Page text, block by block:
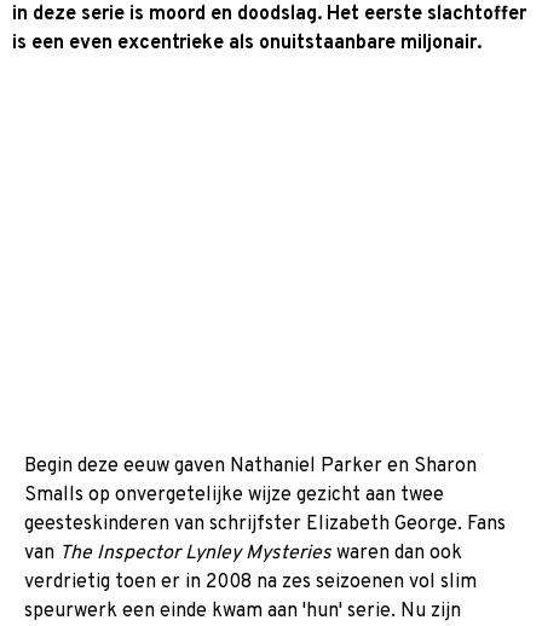
in deze serie is moord en doodslag. Het eerste slachtoffer
is een even excentrieke als onuitstaanbare miljonair.
Begin deze eeuw gaven Nathaniel Parker en Sharon
Smalls op onvergetelijke wijze gezicht aan twee
geesteskinderen van schrijfster Elizabeth George. Fans
van The Inspector Lynley Mysteries waren dan ook
verdrietig toen er in 2008 na zes seizoenen vol slim
speurwerk een einde kwam aan 'hun' serie. Nu zijn